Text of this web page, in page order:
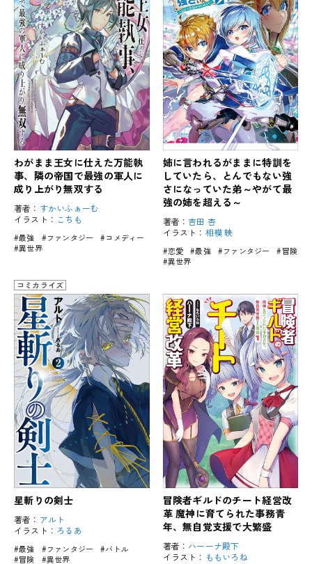
わがまま王女に仕えた万能執
事、隣の帝国で最強の軍人に
成り上がり無双する
著者： すかいふぁーむ
イラスト： こちも
#最強 #ファンタジー
#コメディー
#異世界
姉に言われるがままに特訓を
していたら、とんでもない強
さになっていた弟～やがて最
強の姉を超える～
著者：吉田 杏
イラスト： 相模 映
#恋愛 #最強 #ファンタジー
#冒険
#異世界
コミカライズ
星斬りの剣士
著者： アルト
イラスト： ろるあ
#最強 #ファンタジー
#バトル
#冒険
#異世界
冒険者ギルドのチート経営改
革 魔神に育てられた事務青
年、無自覚支援で大繁盛
著者： ハーーナ殿下
イラスト： ももいろね